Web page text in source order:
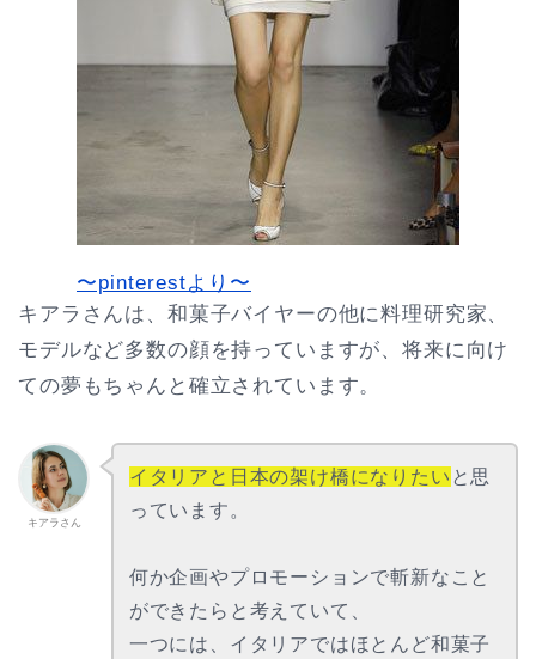
〜pinterestより〜
キアラさんは、和菓子バイヤーの他に料理研究家、
モデルなど多数の顔を持っていますが、将来に向け
ての夢もちゃんと確立されています。
キアラさん
イタリアと日本の架け橋になりたい と思
っています。
何か企画やプロモーションで斬新なこと
ができたらと考えていて、
一つには、イタリアではほとんど和菓子